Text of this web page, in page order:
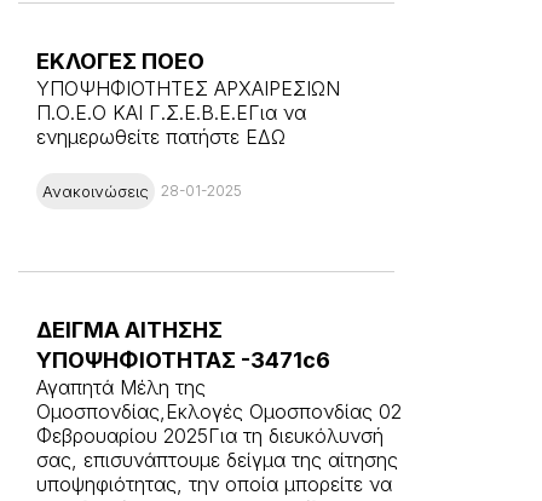
ΕΚΛΟΓΕΣ ΠΟΕΟ
ΥΠΟΨΗΦΙΟΤΗΤΕΣ ΑΡΧΑΙΡΕΣΙΩΝ
Π.Ο.Ε.Ο ΚΑΙ Γ.Σ.Ε.Β.Ε.ΕΓια να
ενημερωθείτε πατήστε ΕΔΩ
Ανακοινώσεις 28-01-2025
ΔΕΙΓΜΑ ΑΙΤΗΣΗΣ
ΥΠΟΨΗΦΙΟΤΗΤΑΣ -3471c6
Αγαπητά Μέλη της
Ομοσπονδίας,Εκλογές Ομοσπονδίας 02
Φεβρουαρίου 2025Για τη διευκόλυνσή
σας, επισυνάπτουμε δείγμα της αίτησης
υποψηφιότητας, την οποία μπορείτε να